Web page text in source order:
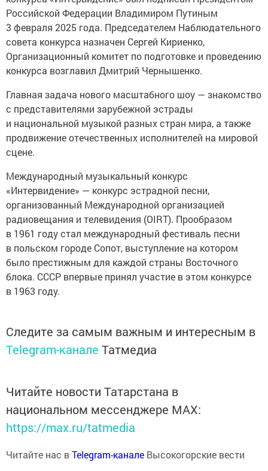
Российской Федерации Владимиром Путиным
3 февраля 2025 года. Председателем Наблюдательного
совета конкурса назначен Сергей Кириенко,
Организационный комитет по подготовке и проведению
конкурса возглавил Дмитрий Чернышенко.
Главная задача нового масштабного шоу — знакомство
с представителями зарубежной эстрады
и национальной музыкой разных стран мира, а также
продвижение отечественных исполнителей на мировой
сцене.
Международный музыкальный конкурс
«Интервидение» — конкурс эстрадной песни,
организованный Международной организацией
радиовещания и телевидения (OIRT). Прообразом
в 1961 году стал международный фестиваль песни
в польском городе Сопот, выступление на котором
было престижным для каждой страны Восточного
блока. СССР впервые принял участие в этом конкурсе
в 1963 году.
Следите за самым важным и интересным в
Telegram-канале Татмедиа
Читайте новости Татарстана в
национальном мессенджере MАХ:
https://max.ru/tatmedia
Читайте нас вTelegram-канале Высокогорские вести